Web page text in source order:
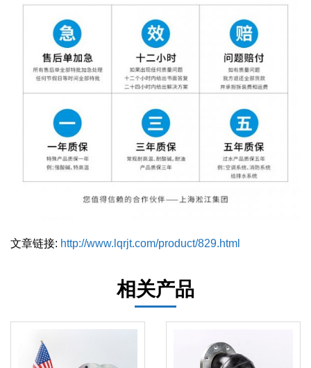
文章链接: http://www.lqrjt.com/product/829.html
相关产品